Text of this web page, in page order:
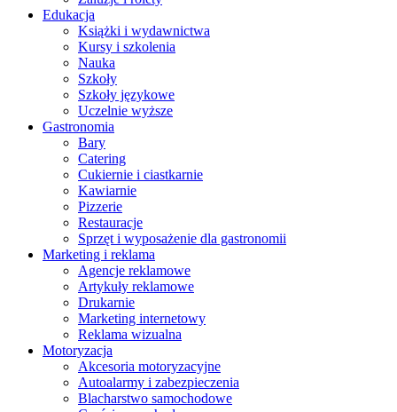
Edukacja
Książki i wydawnictwa
Kursy i szkolenia
Nauka
Szkoły
Szkoły językowe
Uczelnie wyższe
Gastronomia
Bary
Catering
Cukiernie i ciastkarnie
Kawiarnie
Pizzerie
Restauracje
Sprzęt i wyposażenie dla gastronomii
Marketing i reklama
Agencje reklamowe
Artykuły reklamowe
Drukarnie
Marketing internetowy
Reklama wizualna
Motoryzacja
Akcesoria motoryzacyjne
Autoalarmy i zabezpieczenia
Blacharstwo samochodowe